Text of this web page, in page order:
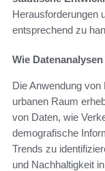
Herausforderungen
entsprechend zu
Wie
Die Anwendung
urbanen Raum
von Daten, wie
demografische
Trends zu
und Nachhaltigkeit